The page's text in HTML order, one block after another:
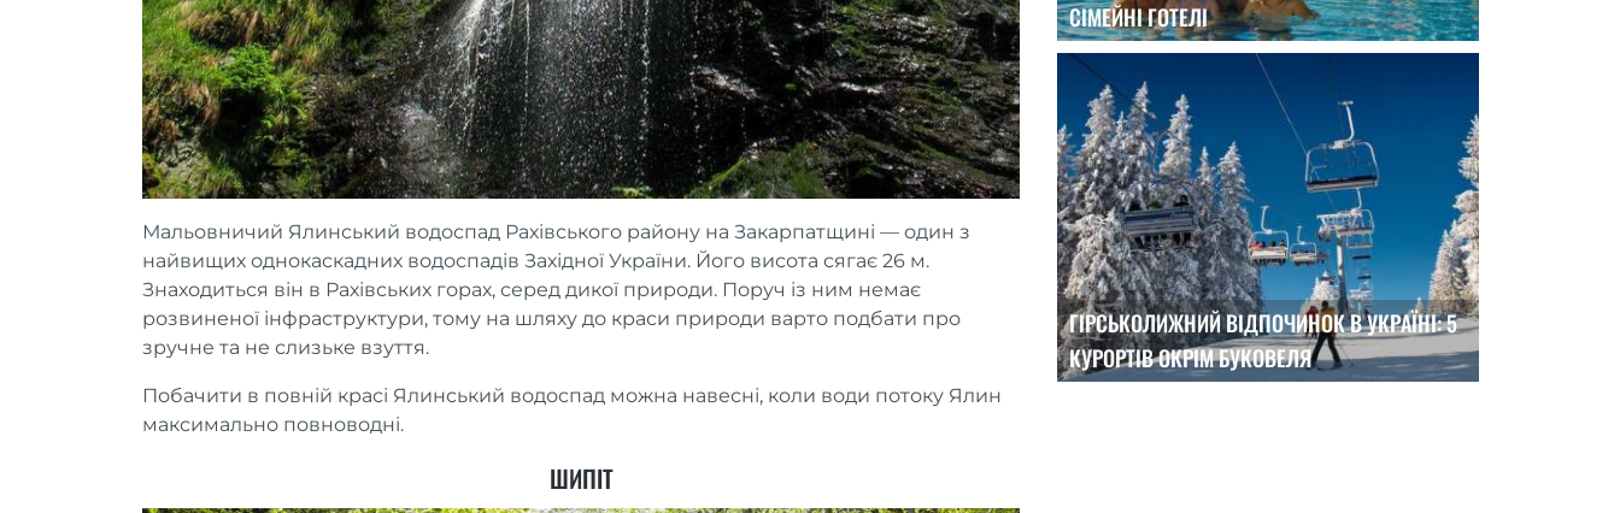
Мальовничий Ялинський водоспад Рахівського району на Закарпатщині — один з
найвищих однокаскадних водоспадів Західної України. Його висота сягає 26 м.
Знаходиться він в Рахівських горах, серед дикої природи. Поруч із ним немає
розвиненої інфраструктури, тому на шляху до краси природи варто подбати про
зручне та не слизьке взуття.
Побачити в повній красі Ялинський водоспад можна навесні, коли води потоку Ялин
максимально повноводні.
ШИПІТ
СІМЕЙНІ ГОТЕЛІ
ГІРСЬКОЛИЖНИЙ ВІДПОЧИНОК В УКРАЇНІ: 5
КУРОРТІВ ОКРІМ БУКОВЕЛЯ